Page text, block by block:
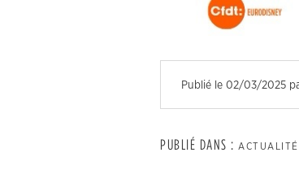
Publié le 02/03/2025
PUBLIÉ DANS :